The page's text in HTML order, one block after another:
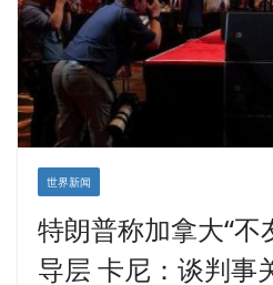
世界新闻
特朗普称加拿大“不
导层 卡尼：谈判事